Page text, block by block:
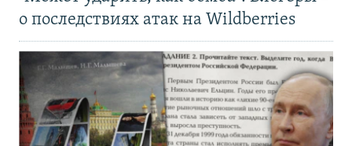
о последствиях атак на Wildberries